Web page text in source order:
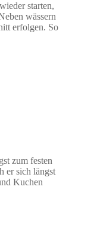
starten,
wässern
erfolgen. So
zum festen
er sich längst
Kuchen